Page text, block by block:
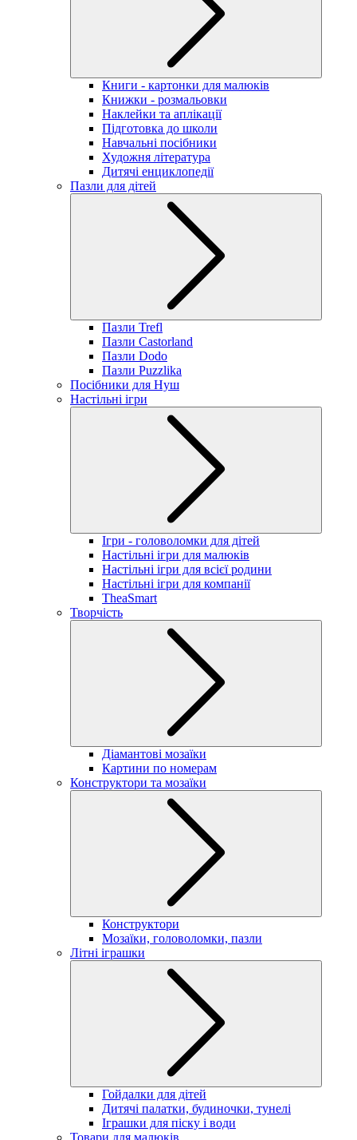
Книги - картонки для малюків
Книжки - розмальовки
Наклейки та аплікації
Підготовка до школи
Навчальні посібники
Художня література
Дитячі енциклопедії
Пазли для дітей
Пазли Trefl
Пазли Castorland
Пазли Dodo
Пазли Puzzlika
Посібники для Нуш
Настільні ігри
Ігри - головоломки для дітей
Настільні ігри для малюків
Настільні ігри для всієї родини
Настільні ігри для компанії
TheaSmart
Творчість
Діамантові мозаїки
Картини по номерам
Конструктори та мозаїки
Конструктори
Мозаїки, головоломки, пазли
Літні іграшки
Гойдалки для дітей
Дитячі палатки, будиночки, тунелі
Іграшки для піску і води
Товари для малюків